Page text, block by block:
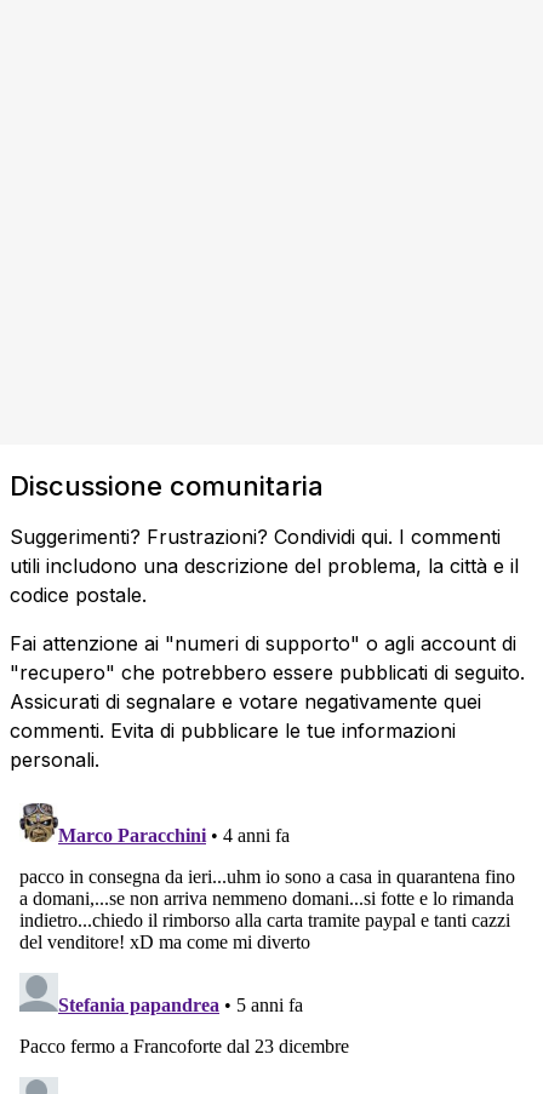
Discussione comunitaria
Suggerimenti? Frustrazioni? Condividi qui. I commenti
utili includono una descrizione del problema, la città e il
codice postale.
Fai attenzione ai "numeri di supporto" o agli account di
"recupero" che potrebbero essere pubblicati di seguito.
Assicurati di segnalare e votare negativamente quei
commenti. Evita di pubblicare le tue informazioni
personali.